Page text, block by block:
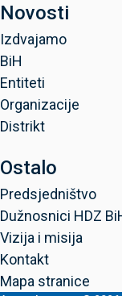
Novosti
Izdvajamo
BiH
Entiteti
Organizacije
Distrikt
Ostalo
Predsjedništvo
Dužnosnici HDZ
Vizija i misija
Kontakt
Mapa stranice